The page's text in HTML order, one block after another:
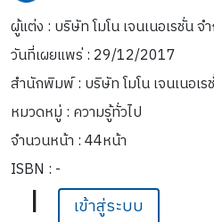
ผู้แต่ง : บริษัท โมโน เจนเนอเรชั่น จ
วันที่เผยแพร่ : 29/12/2017
สำนักพิมพ์ : บริษัท โมโน เจนเนอเร
หมวดหมู่ : ความรู้ทั่วไป
จำนวนหน้า : 44หน้า
ISBN : -
| เข้าสู่ระบบ